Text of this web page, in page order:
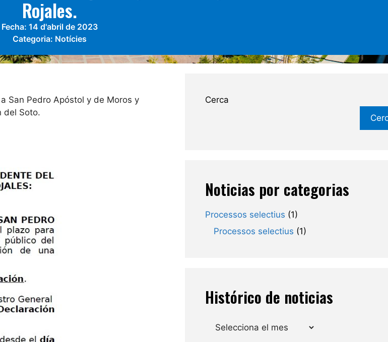
Rojales.
Fecha: 14 d'abril de 2023
Categoria: Notícies
San Pedro Apóstol y de Moros y
del Soto.
Cerca
Noticias por categorias
Processos selectius (1)
Processos selectius (1)
Histórico de noticias
Arxius